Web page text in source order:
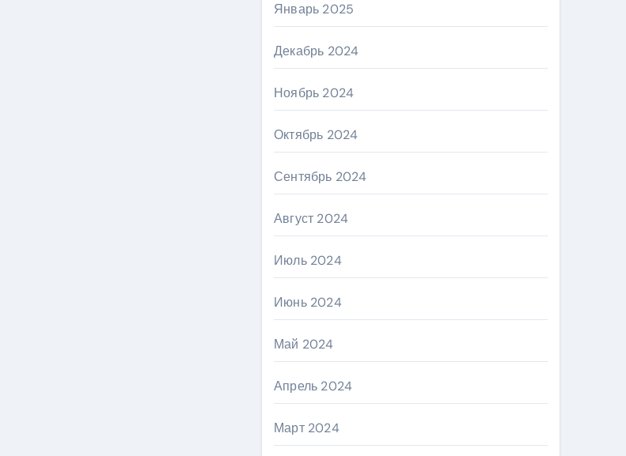
Январь 2025
Декабрь 2024
Ноябрь 2024
Октябрь 2024
Сентябрь 2024
Август 2024
Июль 2024
Июнь 2024
Май 2024
Апрель 2024
Март 2024